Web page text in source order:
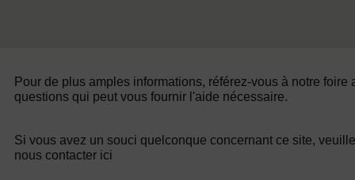
Pour de plus amples informations, référez-vous à notre foire
questions qui peut vous fournir l'aide nécessaire.
Si vous avez un souci quelconque concernant ce site,
nous contacter ici